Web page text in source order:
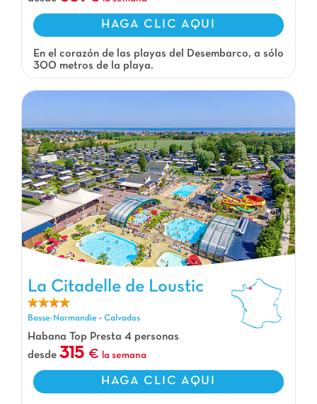
HAGA CLIC AQUI
En el corazón de las playas del Desembarco, a sólo
300 metros de la playa.
La Citadelle de Loustic, Camping Basse-Normandie
La Citadelle de Loustic
Basse-Normandie - Calvados
Habana Top Presta 4 personas
desde 315 la semana
HAGA CLIC AQUI